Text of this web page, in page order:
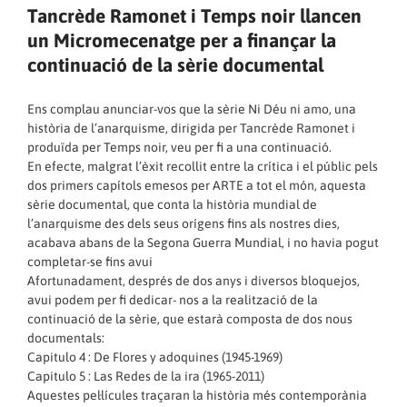
Tancrède Ramonet i Temps noir llancen
un Micromecenatge per a finançar la
continuació de la sèrie documental
Ens complau anunciar-vos que la sèrie Ni Déu ni amo, una
història de l’anarquisme, dirigida per Tancrède Ramonet i
produïda per Temps noir, veu per fi a una continuació.
En efecte, malgrat l’èxit recollit entre la crítica i el públic pels
dos primers capítols emesos per ARTE a tot el món, aquesta
sèrie documental, que conta la història mundial de
l’anarquisme des dels seus orígens fins als nostres dies,
acabava abans de la Segona Guerra Mundial, i no havia pogut
completar-se fins avui
Afortunadament, després de dos anys i diversos bloquejos,
avui podem per fi dedicar- nos a la realització de la
continuació de la sèrie, que estarà composta de dos nous
documentals:
Capitulo 4 : De Flores y adoquines (1945-1969)
Capitulo 5 : Las Redes de la ira (1965-2011)
Aquestes pel·lícules traçaran la història més contemporània